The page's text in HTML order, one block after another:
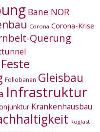
Bane NOR
Corona Corona-Krise
Querung
Feste
Follobanen Gleisbau
Infrastruktur
Krankenhausbau
Rogfast